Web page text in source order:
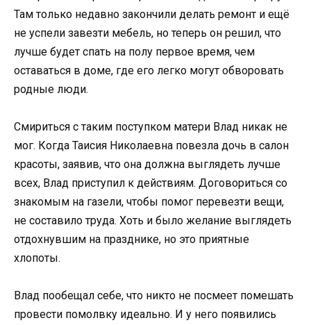
Там только недавно закончили делать ремонт и ещё
не успели завезти мебель, но теперь он решил, что
лучше будет спать на полу первое время, чем
оставаться в доме, где его легко могут обворовать
родные люди.
Смириться с таким поступком матери Влад никак не
мог. Когда Таисия Николаевна повезла дочь в салон
красоты, заявив, что она должна выглядеть лучше
всех, Влад приступил к действиям. Договориться со
знакомым на газели, чтобы помог перевезти вещи,
не составило труда. Хоть и было желание выглядеть
отдохнувшим на празднике, но это приятные
хлопоты.
Влад пообещал себе, что никто не посмеет помешать
провести помолвку идеально. И у него появились